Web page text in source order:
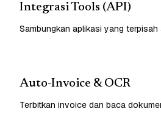
Integrasi Tools (API)
Sambungkan aplikasi yang terpisah
Auto-Invoice & OCR
Terbitkan invoice dan baca